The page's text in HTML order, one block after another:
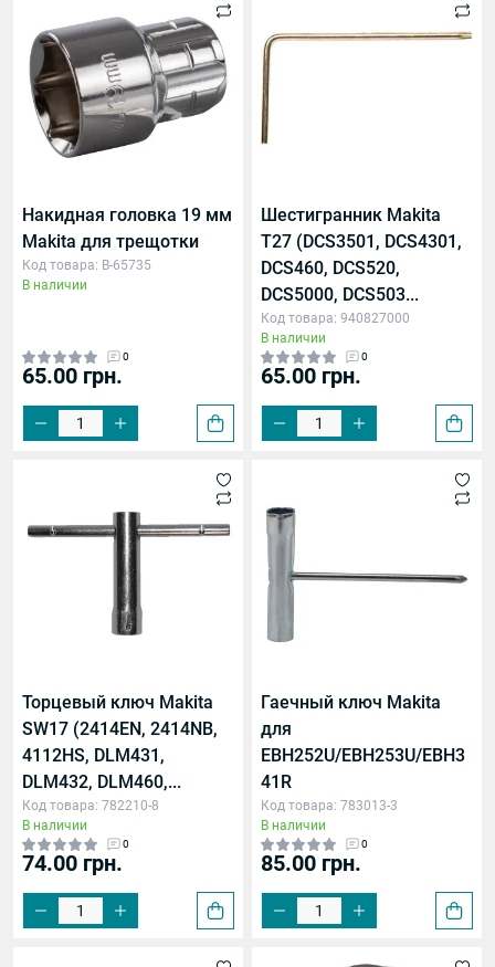
Накидная головка 19 мм
Makita для трещотки
Код товара: B-65735
В наличии
0
65.00 грн.
Шестигранник Makita
T27 (DCS3501, DCS4301,
DCS460, DCS520,
DCS5000, DCS503...
Код товара: 940827000
В наличии
0
65.00 грн.
Торцевый ключ Makita
SW17 (2414EN, 2414NB,
4112HS, DLM431,
DLM432, DLM460,...
Код товара: 782210-8
В наличии
0
74.00 грн.
Гаечный ключ Makita
для
EBH252U/EBH253U/EBH3
41R
Код товара: 783013-3
В наличии
0
85.00 грн.